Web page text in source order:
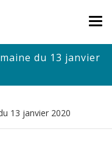
du 13 janvier
13 janvier 2020